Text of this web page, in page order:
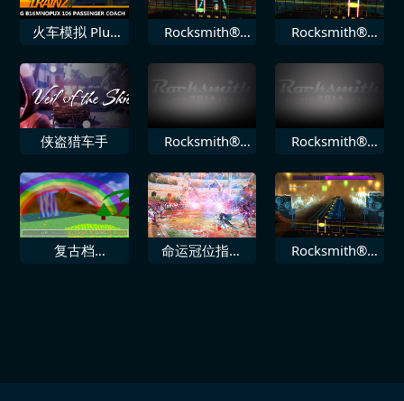
火车模拟 Plus
B16mnopux
106
Rocksmith®
外人
Rocksmith®
堕落
侠盗猎车手
Rocksmith®
负鼠王国
Rocksmith®
Ruby Soho
复古档
命运冠位指定
Rocksmith®